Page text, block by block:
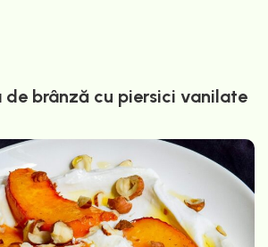
de brânză cu piersici vanilate